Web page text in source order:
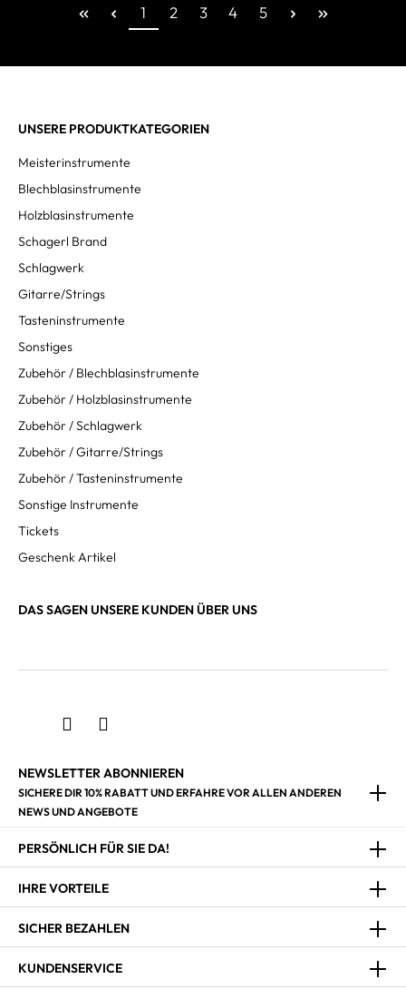
1 2 3 4 5
UNSERE PRODUKTKATEGORIEN
Meisterinstrumente
Blechblasinstrumente
Holzblasinstrumente
Schagerl Brand
Schlagwerk
Gitarre/Strings
Tasteninstrumente
Sonstiges
Zubehör / Blechblasinstrumente
Zubehör / Holzblasinstrumente
Zubehör / Schlagwerk
Zubehör / Gitarre/Strings
Zubehör / Tasteninstrumente
Sonstige Instrumente
Tickets
Geschenk Artikel
DAS SAGEN UNSERE KUNDEN ÜBER UNS
NEWSLETTER ABONNIEREN
SICHERE DIR 10% RABATT UND ERFAHRE VOR ALLEN ANDEREN
NEWS UND ANGEBOTE
PERSÖNLICH FÜR SIE DA!
IHRE VORTEILE
SICHER BEZAHLEN
KUNDENSERVICE